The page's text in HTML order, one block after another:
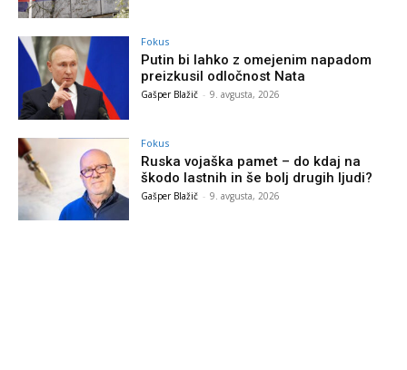
Fokus
Putin bi lahko z omejenim napadom
preizkusil odločnost Nata
Gašper Blažič - 9. avgusta, 2026
Fokus
Ruska vojaška pamet – do kdaj na
škodo lastnih in še bolj drugih ljudi?
Gašper Blažič - 9. avgusta, 2026